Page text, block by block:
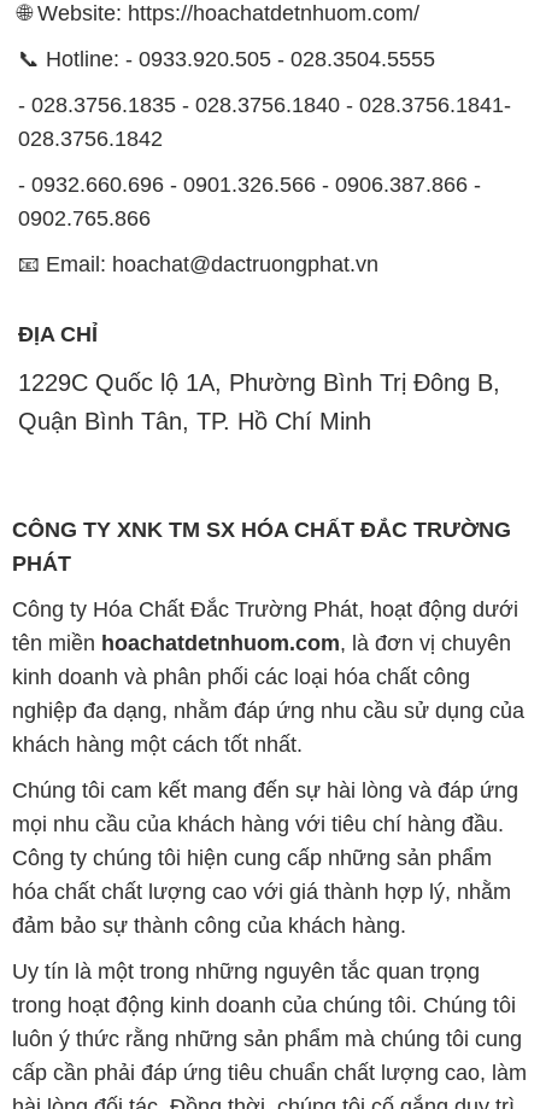
🌐 Website: https://hoachatdetnhuom.com/
📞 Hotline: - 0933.920.505 - 028.3504.5555
- 028.3756.1835 - 028.3756.1840 - 028.3756.1841-
028.3756.1842
- 0932.660.696 - 0901.326.566 - 0906.387.866 -
0902.765.866
📧 Email: hoachat@dactruongphat.vn
ĐỊA CHỈ
1229C Quốc lộ 1A, Phường Bình Trị Đông B,
Quận Bình Tân, TP. Hồ Chí Minh
CÔNG TY XNK TM SX HÓA CHẤT ĐẮC TRƯỜNG
PHÁT
Công ty Hóa Chất Đắc Trường Phát, hoạt động dưới
tên miền hoachatdetnhuom.com, là đơn vị chuyên
kinh doanh và phân phối các loại hóa chất công
nghiệp đa dạng, nhằm đáp ứng nhu cầu sử dụng của
khách hàng một cách tốt nhất.
Chúng tôi cam kết mang đến sự hài lòng và đáp ứng
mọi nhu cầu của khách hàng với tiêu chí hàng đầu.
Công ty chúng tôi hiện cung cấp những sản phẩm
hóa chất chất lượng cao với giá thành hợp lý, nhằm
đảm bảo sự thành công của khách hàng.
Uy tín là một trong những nguyên tắc quan trọng
trong hoạt động kinh doanh của chúng tôi. Chúng tôi
luôn ý thức rằng những sản phẩm mà chúng tôi cung
cấp cần phải đáp ứng tiêu chuẩn chất lượng cao, làm